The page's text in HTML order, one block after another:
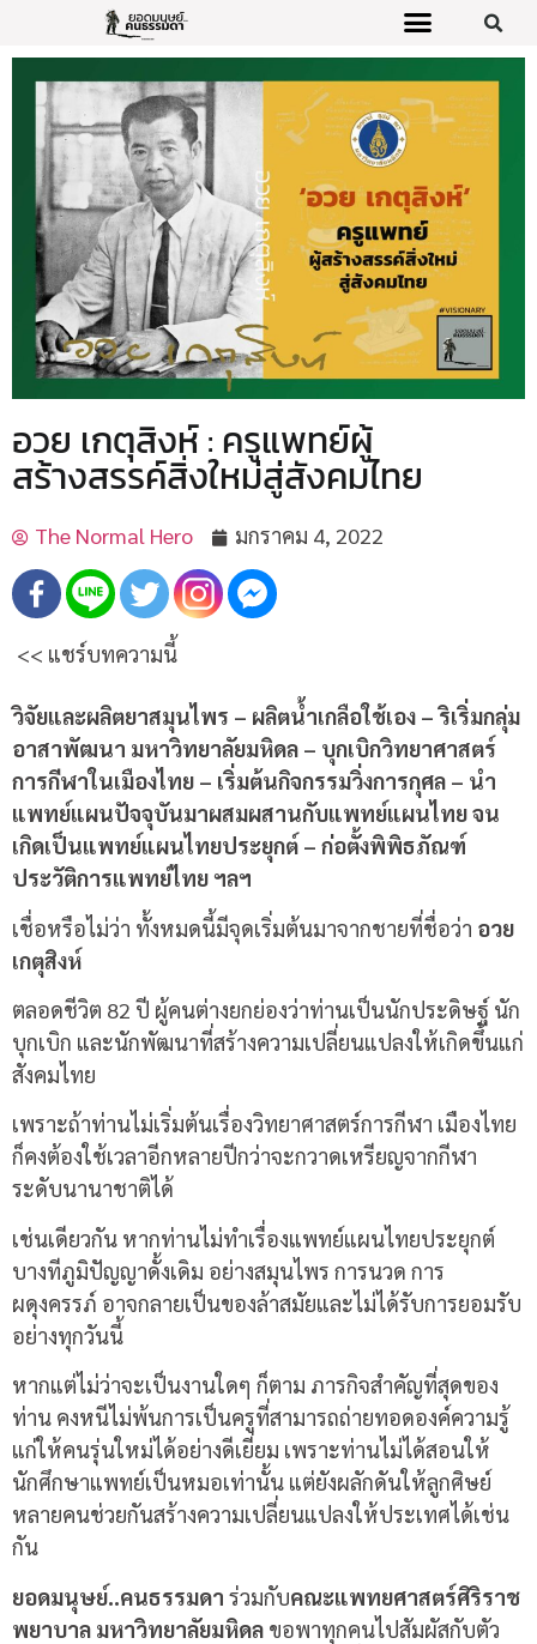
อวย เกตุสิงห์ : ครูแพทย์ผู้
สร้างสรรค์สิ่งใหม่สู่สังคมไทย
The Normal Hero มกราคม 4, 2022
<< แชร์บทความนี้
วิจัยและผลิตยาสมุนไพร – ผลิตน้ำเกลือใช้เอง –ริเริ่มกลุ่ม
อาสาพัฒนา มหาวิทยาลัยมหิดล – บุกเบิกวิทยาศาสตร์
การกีฬาในเมืองไทย – เริ่มต้นกิจกรรมวิ่งการกุศล – นำ
แพทย์แผนปัจจุบันมาผสมผสานกับแพทย์แผนไทย จน
เกิดเป็นแพทย์แผนไทยประยุกต์ – ก่อตั้งพิพิธภัณฑ์
ประวัติการแพทย์ไทย ฯลฯ
เชื่อหรือไม่ว่า ทั้งหมดนี้มีจุดเริ่มต้นมาจากชายที่ชื่อว่า อวย
เกตุสิงห์
ตลอดชีวิต 82 ปี ผู้คนต่างยกย่องว่าท่านเป็นนักประดิษฐ์ นัก
บุกเบิก และนักพัฒนาที่สร้างความเปลี่ยนแปลงให้เกิดขึ้นแก่
สังคมไทย
เพราะถ้าท่านไม่เริ่มต้นเรื่องวิทยาศาสตร์การกีฬา เมืองไทย
ก็คงต้องใช้เวลาอีกหลายปีกว่าจะกวาดเหรียญจากกีฬา
ระดับนานาชาติได้
เช่นเดียวกัน หากท่านไม่ทำเรื่องแพทย์แผนไทยประยุกต์
บางทีภูมิปัญญาดั้งเดิม อย่างสมุนไพร การนวด การ
ผดุงครรภ์ อาจกลายเป็นของล้าสมัยและไม่ได้รับการยอมรับ
อย่างทุกวันนี้
หากแต่ไม่ว่าจะเป็นงานใดๆ ก็ตาม ภารกิจสำคัญที่สุดของ
ท่าน คงหนีไม่พ้นการเป็นครูที่สามารถถ่ายทอดองค์ความรู้
แก่ให้คนรุ่นใหม่ได้อย่างดีเยี่ยม เพราะท่านไม่ได้สอนให้
นักศึกษาแพทย์เป็นหมอเท่านั้น แต่ยังผลักดันให้ลูกศิษย์
หลายคนช่วยกันสร้างความเปลี่ยนแปลงให้ประเทศได้เช่น
กัน
ยอดมนุษย์..คนธรรมดา ร่วมกับคณะแพทยศาสตร์ศิริราช
พยาบาล มหาวิทยาลัยมหิดล ขอพาทุกคนไปสัมผัสกับตัว